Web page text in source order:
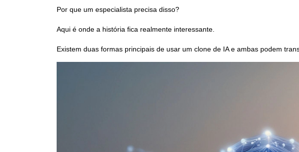
Por que um especialista precisa disso?
Aqui é onde a história fica realmente interessante.
Existem duas formas principais de usar um clone de IA e ambas podem